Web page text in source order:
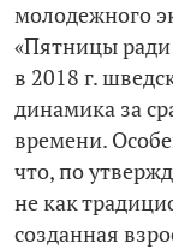
молодежного
«Пятницы
в 2018 г.
динамика за
времени.
что, по
не как
созданная